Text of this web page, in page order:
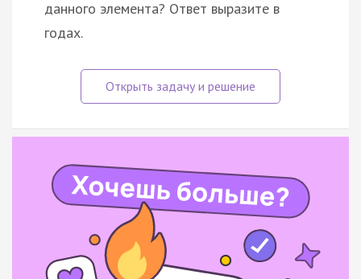
данного элемента? Ответ выразите в
годах.